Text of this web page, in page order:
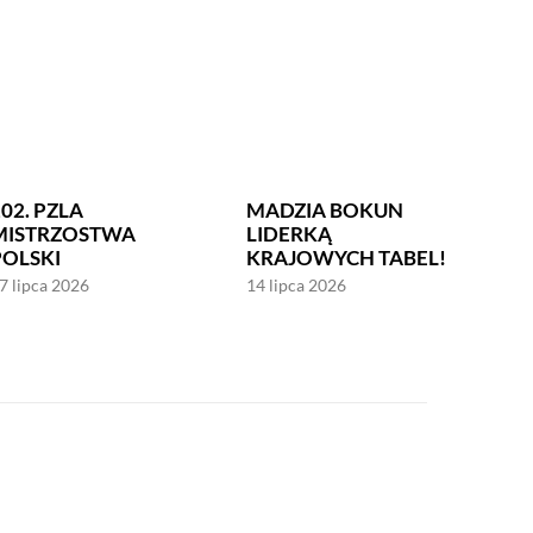
PZLA
lipca 2026
MADZIA BOKUN
LIDERKĄ
KRAJOWYCH TABEL!
14 lipca 2026